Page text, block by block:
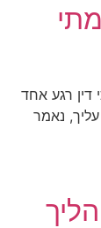
דין רגע אחד
נאמר